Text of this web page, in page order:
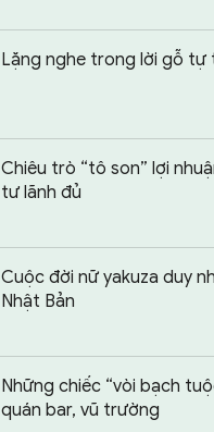
Lặng nghe trong lời gỗ tự
Chiêu trò “tô son” lợi
tư lãnh đủ
Cuộc đời nữ yakuza duy
Nhật Bản
Những chiếc “vòi bạch
quán bar, vũ trường